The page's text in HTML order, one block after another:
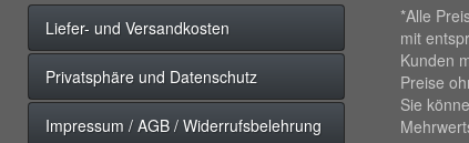
Liefer- und Versandkosten
Privatsphäre und Datenschutz
Impressum / AGB / Widerrufsbelehrung
*Alle
mit
Kunden
Preise
Sie